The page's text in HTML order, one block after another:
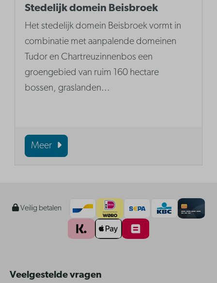
Stedelijk domein Beisbroek
Het stedelijk domein Beisbroek vormt in
combinatie met aanpalende domeinen
Tudor en Chartreuzinnenbos een
groengebied van ruim 160 hectare
bossen, graslanden...
Meer
Veilig betalen
Veelgestelde vragen